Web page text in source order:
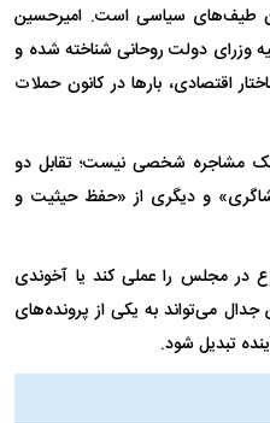
طیف‌های سیاسی است. امیرحسین
وزرای دولت روحانی شناخته شده و
اقتصادی، بار‌ها در کانون حملات
یک مشاجره شخصی نیست؛ تقابل دو
و دیگری از «حفظ حیثیت و
در مجلس را عملی کند یا آخوندی
می‌تواند به یکی از پرونده‌های
تبدیل شود.